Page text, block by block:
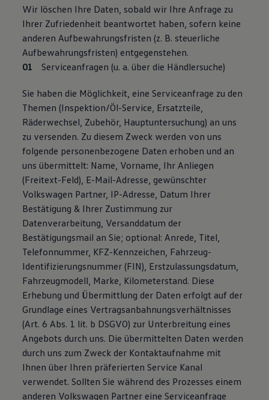
Wir löschen Ihre Daten, sobald wir Ihre Anfrage zu
Ihrer Zufriedenheit beantwortet haben, sofern keine
anderen Aufbewahrungsfristen (z. B. steuerliche
Aufbewahrungsfristen) entgegenstehen.
Serviceanfragen (u. a. über die Händlersuche)
Sie haben die Möglichkeit, eine Serviceanfrage zu den
Themen (Inspektion/Öl-Service, Ersatzteile,
Räderwechsel, Zubehör, Hauptuntersuchung) an uns
zu versenden. Zu diesem Zweck werden von uns
folgende personenbezogene Daten erhoben und an
uns übermittelt: Name, Vorname, Ihr Anliegen
(Freitext-Feld), E-Mail-Adresse, gewünschter
Volkswagen Partner, IP-Adresse, Datum Ihrer
Bestätigung & Ihrer Zustimmung zur
Datenverarbeitung, Versanddatum der
Bestätigungsmail an Sie; optional: Anrede, Titel,
Telefonnummer, KFZ-Kennzeichen, Fahrzeug-
Identifizierungsnummer (FIN), Erstzulassungsdatum,
Fahrzeugmodell, Marke, Kilometerstand. Diese
Erhebung und Übermittlung der Daten erfolgt auf der
Grundlage eines Vertragsanbahnungsverhältnisses
(Art. 6 Abs. 1 lit. b DSGVO) zur Unterbreitung eines
Angebots durch uns. Die übermittelten Daten werden
durch uns zum Zweck der Kontaktaufnahme mit
Ihnen über Ihren präferierten Service Kanal
verwendet. Sollten Sie während des Prozesses einem
anderen Volkswagen Partner eine Serviceanfrage